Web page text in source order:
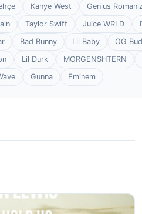
Kanye West
Genius
Taylor Swift Juice WRLD
Bad Bunny Lil Baby
OG
Lil Durk
MORGENSHTERN
Gunna Eminem